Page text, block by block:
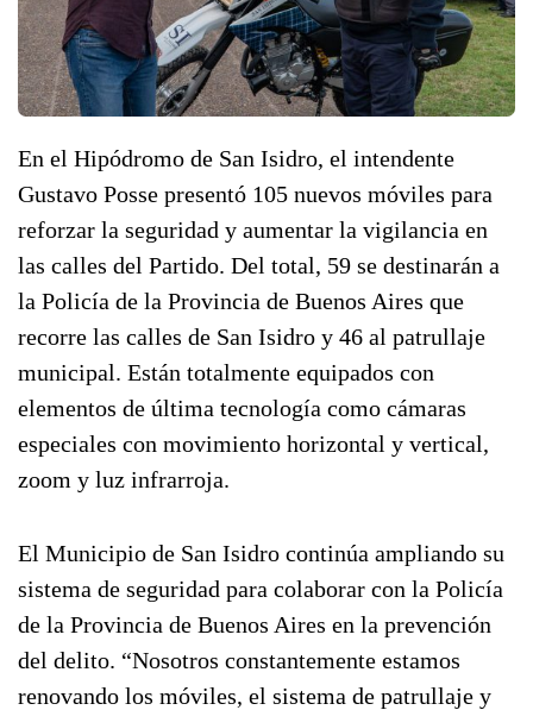
En el Hipódromo de San Isidro, el intendente
Gustavo Posse presentó 105 nuevos móviles para
reforzar la seguridad y aumentar la vigilancia en
las calles del Partido. Del total, 59 se destinarán a
la Policía de la Provincia de Buenos Aires que
recorre las calles de San Isidro y 46 al patrullaje
municipal. Están totalmente equipados con
elementos de última tecnología como cámaras
especiales con movimiento horizontal y vertical,
zoom y luz infrarroja.
El Municipio de San Isidro continúa ampliando su
sistema de seguridad para colaborar con la Policía
de la Provincia de Buenos Aires en la prevención
del delito. “Nosotros constantemente estamos
renovando los móviles, el sistema de patrullaje y